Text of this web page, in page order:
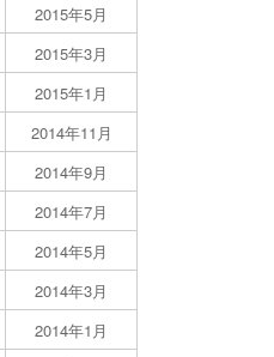
2015年5月
2015年3月
2015年1月
2014年11月
2014年9月
2014年7月
2014年5月
2014年3月
2014年1月